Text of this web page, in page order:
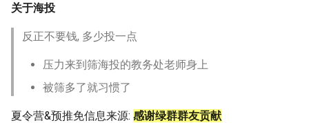
关于海投
反正不要钱, 多少投一点
压力来到筛海投的教务处老师身上
被筛多了就习惯了
夏令营&预推免信息来源: 感谢绿群群友贡献